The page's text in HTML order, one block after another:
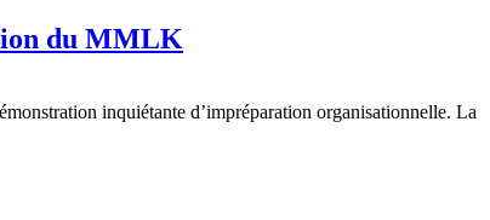
du MMLK
inquiétante d’impréparation organisationnelle. La